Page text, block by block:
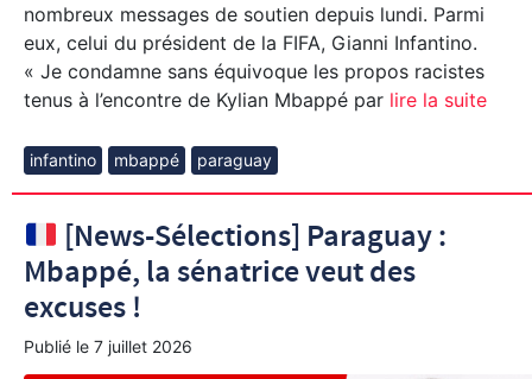
nombreux messages de soutien depuis lundi. Parmi
eux, celui du président de la FIFA, Gianni Infantino.
« Je condamne sans équivoque les propos racistes
tenus à l’encontre de Kylian Mbappé par lire la suite
infantino mbappé paraguay
[News-Sélections] Paraguay :
Mbappé, la sénatrice veut des
excuses !
Publié le 7 juillet 2026